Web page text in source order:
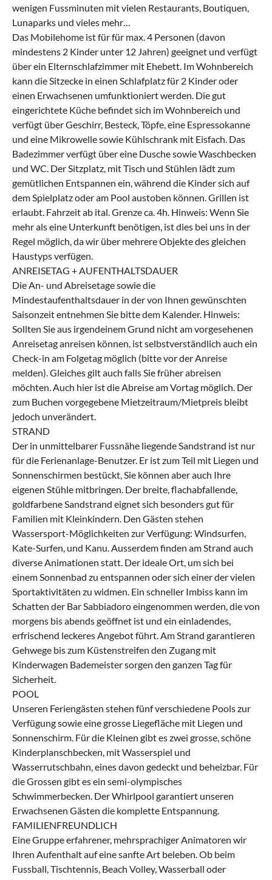
wenigen Fussminuten mit vielen Restaurants, Boutiquen,
Lunaparks und vieles mehr…
Das Mobilehome ist für für max. 4 Personen (davon
mindestens 2 Kinder unter 12 Jahren) geeignet und verfügt
über ein Elternschlafzimmer mit Ehebett. Im Wohnbereich
kann die Sitzecke in einen Schlafplatz für 2 Kinder oder
einen Erwachsenen umfunktioniert werden. Die gut
eingerichtete Küche befindet sich im Wohnbereich und
verfügt über Geschirr, Besteck, Töpfe, eine Espressokanne
und eine Mikrowelle sowie Kühlschrank mit Eisfach. Das
Badezimmer verfügt über eine Dusche sowie Waschbecken
und WC. Der Sitzplatz, mit Tisch und Stühlen lädt zum
gemütlichen Entspannen ein, während die Kinder sich auf
dem Spielplatz oder am Pool austoben können. Grillen ist
erlaubt. Fahrzeit ab ital. Grenze ca. 4h. Hinweis: Wenn Sie
mehr als eine Unterkunft benötigen, ist dies bei uns in der
Regel möglich, da wir über mehrere Objekte des gleichen
Haustyps verfügen.
ANREISETAG + AUFENTHALTSDAUER
Die An- und Abreisetage sowie die
Mindestaufenthaltsdauer in der von Ihnen gewünschten
Saisonzeit entnehmen Sie bitte dem Kalender. Hinweis:
Sollten Sie aus irgendeinem Grund nicht am vorgesehenen
Anreisetag anreisen können, ist selbstverständlich auch ein
Check-in am Folgetag möglich (bitte vor der Anreise
melden). Gleiches gilt auch falls Sie früher abreisen
möchten. Auch hier ist die Abreise am Vortag möglich. Der
zum Buchen vorgegebene Mietzeitraum/Mietpreis bleibt
jedoch unverändert.
STRAND
Der in unmittelbarer Fussnähe liegende Sandstrand ist nur
für die Ferienanlage-Benutzer. Er ist zum Teil mit Liegen und
Sonnenschirmen bestückt, Sie können aber auch Ihre
eigenen Stühle mitbringen. Der breite, flachabfallende,
goldfarbene Sandstrand eignet sich besonders gut für
Familien mit Kleinkindern. Den Gästen stehen
Wassersport-Möglichkeiten zur Verfügung: Windsurfen,
Kate-Surfen, und Kanu. Ausserdem finden am Strand auch
diverse Animationen statt. Der ideale Ort, um sich bei
einem Sonnenbad zu entspannen oder sich einer der vielen
Sportaktivitäten zu widmen. Ein schneller Imbiss kann im
Schatten der Bar Sabbiadoro eingenommen werden, die von
morgens bis abends geöffnet ist und ein einladendes,
erfrischend leckeres Angebot führt. Am Strand garantieren
Gehwege bis zum Küstenstreifen den Zugang mit
Kinderwagen Bademeister sorgen den ganzen Tag für
Sicherheit.
POOL
Unseren Feriengästen stehen fünf verschiedene Pools zur
Verfügung sowie eine grosse Liegefläche mit Liegen und
Sonnenschirm. Für die Kleinen gibt es zwei grosse, schöne
Kinderplanschbecken, mit Wasserspiel und
Wasserrutschbahn, eines davon gedeckt und beheizbar. Für
die Grossen gibt es ein semi-olympisches
Schwimmerbecken. Der Whirlpool garantiert unseren
Erwachsenen Gästen die komplette Entspannung.
FAMILIENFREUNDLICH
Eine Gruppe erfahrener, mehrsprachiger Animatoren wir
Ihren Aufenthalt auf eine sanfte Art beleben. Ob beim
Fussball, Tischtennis, Beach Volley, Wasserball oder